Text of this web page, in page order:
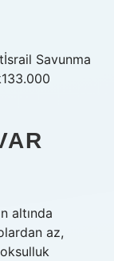
Savunma
altında
az,